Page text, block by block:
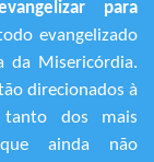
para
evangelizado
da Misericórdia.
direcionados à
tanto dos mais
ainda não